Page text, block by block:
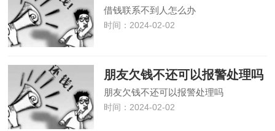
借钱联系不到人怎么办
时间：2024-02-02
朋友欠钱不还可以报警处理吗
朋友欠钱不还可以报警处理吗
时间：2024-02-02